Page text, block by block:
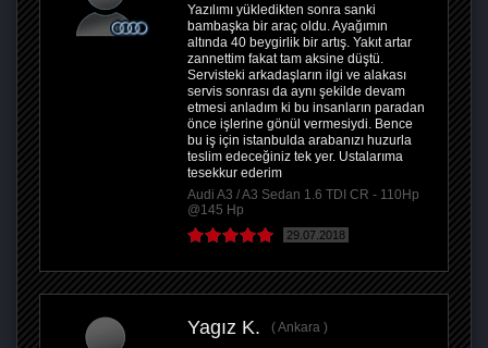
Yazılımı yükledikten sonra sanki
bambaşka bir araç oldu. Ayağımın
altında 40 beygirlik bir artış. Yakıt artar
zannettim fakat tam aksine düştü.
Servisteki arkadaşların ilgi ve alakası
servis sonrası da aynı şekilde devam
etmesi anladım ki bu insanların paradan
önce işlerine gönül vermesiydi. Bence
bu iş için istanbulda arabanızı huzurla
teslim edeceğiniz tek yer. Ustalarıma
tesekkur ederim
Audi A3 / A3 Sedan 1.6 TDI CR - 110Hp
@145 Hp
29.07.2018
Yagız K.
Ankara